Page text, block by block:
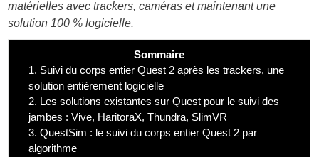
matérielles avec trackers, caméras et maintenant une
solution 100 % logicielle.
Sommaire
1. Suivi du corps entier Quest 2 après les trackers, une
solution entièrement logicielle
2. Les solutions existantes sur Quest pour le suivi des
jambes : Vive, HaritoraX, Thundra, SlimVR
3. QuestSim : le suivi du corps entier Quest 2 par
algorithme